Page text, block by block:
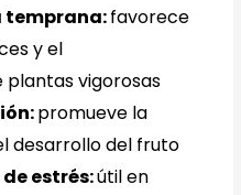
temprana:favorece
y el
vigorosas
promueve la
desarrollo del fruto
estrés:útil en